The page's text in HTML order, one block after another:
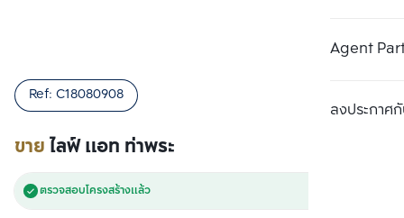
Agent
ลงประกาศกั
ขายไลฟ์ แอท ท่าพระ
Ref: C18080908
ตรวจสอบโครงสร้างแล้ว
เปรียบเทียบ